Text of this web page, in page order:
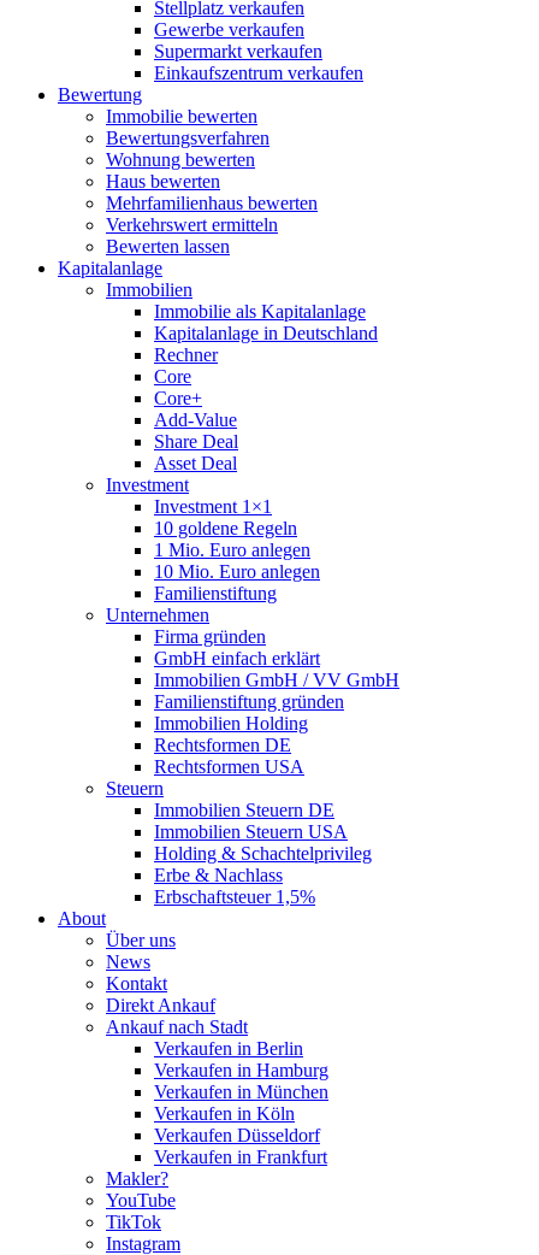
Stellplatz verkaufen
Gewerbe verkaufen
Supermarkt verkaufen
Einkaufszentrum verkaufen
Bewertung
Immobilie bewerten
Bewertungsverfahren
Wohnung bewerten
Haus bewerten
Mehrfamilienhaus bewerten
Verkehrswert ermitteln
Bewerten lassen
Kapitalanlage
Immobilien
Immobilie als Kapitalanlage
Kapitalanlage in Deutschland
Rechner
Core
Core+
Add-Value
Share Deal
Asset Deal
Investment
Investment 1×1
10 goldene Regeln
1 Mio. Euro anlegen
10 Mio. Euro anlegen
Familienstiftung
Unternehmen
Firma gründen
GmbH einfach erklärt
Immobilien GmbH / VV GmbH
Familienstiftung gründen
Immobilien Holding
Rechtsformen DE
Rechtsformen USA
Steuern
Immobilien Steuern DE
Immobilien Steuern USA
Holding & Schachtelprivileg
Erbe & Nachlass
Erbschaftsteuer 1,5%
About
Über uns
News
Kontakt
Direkt Ankauf
Ankauf nach Stadt
Verkaufen in Berlin
Verkaufen in Hamburg
Verkaufen in München
Verkaufen in Köln
Verkaufen Düsseldorf
Verkaufen in Frankfurt
Makler?
YouTube
TikTok
Instagram